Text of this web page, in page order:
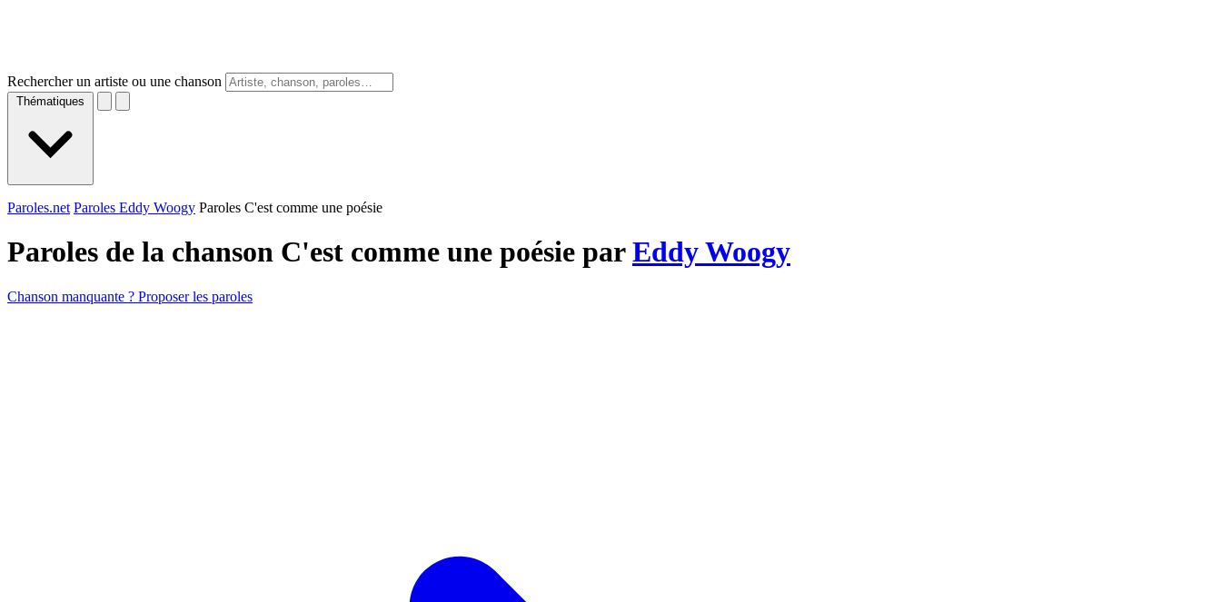
Rechercher un artiste ou une chanson
Thématiques
Paroles.net Paroles Eddy Woogy Paroles C'est comme une poésie
Paroles de la chanson C'est comme une poésie parEddy Woogy
Chanson manquante ? Proposer les paroles